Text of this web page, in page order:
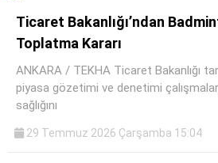
Ticaret Bakanlığı’ndan
Toplatma Kararı
ANKARA / TEKHA Ticaret Bakanlığı
piyasa gözetimi ve denetimi
sağlığını
29 Temmuz 2026 Çarşamba 15:04